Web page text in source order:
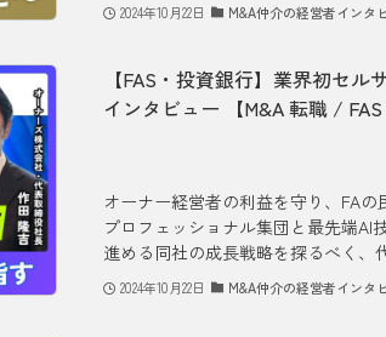
2024年10月22日 M&A仲介の経営者インタ
【FAS・投資銀行】業界初セ
インタビュー 【M&A 転職 / FAS
オーナー経営者の利益を守り、FA
プロフェッショナル集団と最先端AI
進める同社の成長戦略を探るべく、
2024年10月22日 M&A仲介の経営者インタ